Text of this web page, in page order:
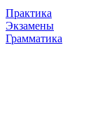
Практика
Экзамены
Грамматика